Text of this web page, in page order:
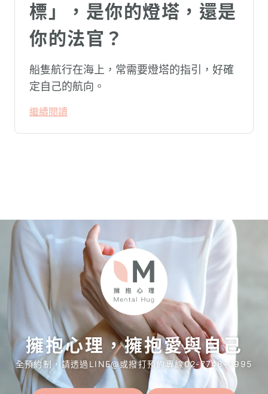
標」，是你的燈塔，還是
你的法官？
船隻航行在海上，常需要燈塔的指引，好確
定自己的航向。
繼續閱讀
擁抱心理，擁抱愛與自己
全預約制，請透過LINE@或撥打預約專線02-7748-0995